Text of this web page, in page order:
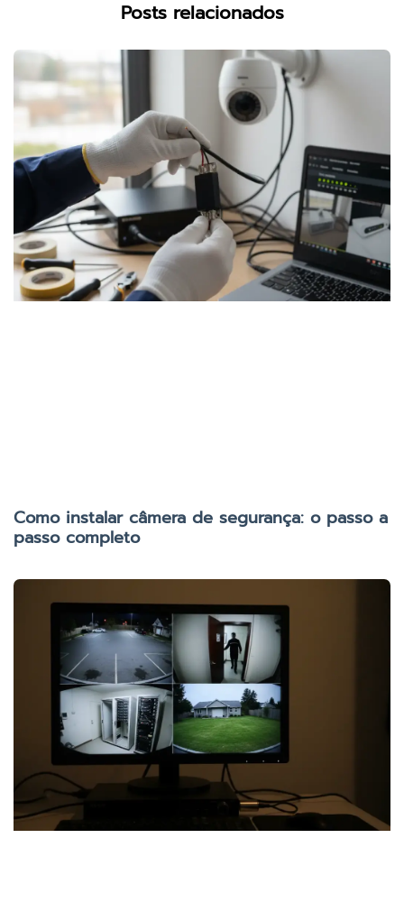
Posts relacionados
Como instalar câmera de segurança: o passo a
passo completo